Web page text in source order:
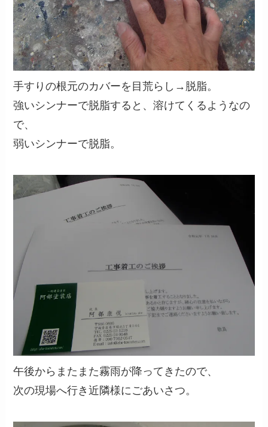
手すりの根元のカバーを目荒らし→脱脂。
強いシンナーで脱脂すると、溶けてくるようなの
で、
弱いシンナーで脱脂。
午後からまたまた霧雨が降ってきたので、
次の現場へ行き近隣様にごあいさつ。